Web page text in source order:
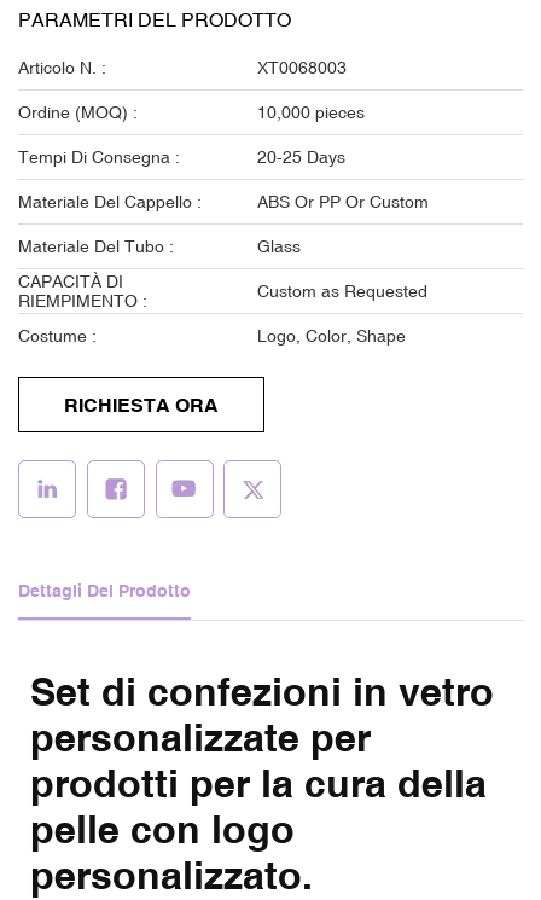
PARAMETRI DEL PRODOTTO
Articolo N. : XT0068003
Ordine (MOQ) : 10,000 pieces
Tempi Di Consegna : 20-25 Days
Materiale Del Cappello : ABS Or PP Or Custom
Materiale Del Tubo :
Glass
CAPACITÀ DI
RIEMPIMENTO :
Custom as Requested
Costume : Logo, Color, Shape
RICHIESTA ORA
Dettagli Del Prodotto
Set di confezioni in vetro
personalizzate per
prodotti per la cura della
pelle con logo
personalizzato.